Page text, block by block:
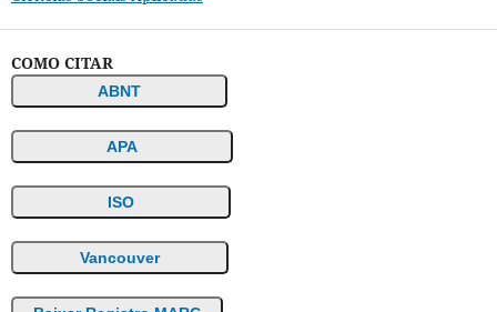
COMO CITAR
ABNT
APA
ISO
Vancouver